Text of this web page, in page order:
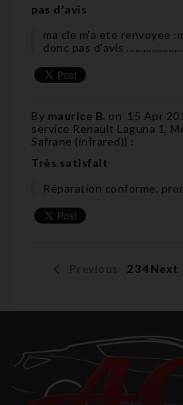
pas d'avis
ma cle m'a ete renvoyee
donc pas d'avis
By maurice B. on 15 Apr
service Renault Laguna 1,
Safrane (infrared)) :
Très satisfait
Réparation conforme,
234Next